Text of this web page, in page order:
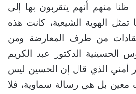
منهم أنهم يتقربون بها إلى
تمثل الهوية الشيعية، كانت هذه
من طرف المعارضة ومن
الحسينية الدكتور عبد الكريم
أمني الذي قال إن الحسين ليس
بل هي رسالة سماوية، فلا